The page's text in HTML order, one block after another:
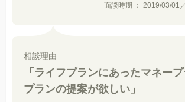
面談時期 ： 2019/03/01
相談理由
「ライフプランにあったマネー
プランの提案が欲しい」